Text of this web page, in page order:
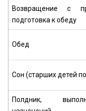
Возвращение с
подготовка к обеду
Обед
Сон (старших детей
Полдник,